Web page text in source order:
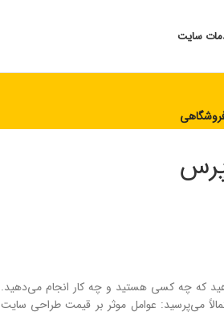
سایت
که چه کسی هستید و چه کار انجام می‌دهید.
می‌پرسید: عوامل موثر بر قیمت طراحی سایت